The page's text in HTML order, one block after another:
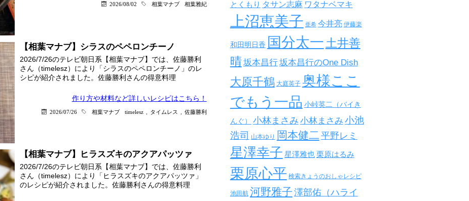
2026/08/02 相葉マナブ 相葉雅紀
【相葉マナブ】シラスのペペロンチーノ
2026/7/26のテレビ朝日系【相葉マナブ】では、佐藤勝利
さん（timelesz）により「シラスのペペロンチーノ」のレ
シピが紹介されました。佐藤勝利さんの得意料理
作り方や材料など詳しいレシピはこちら！
2026/07/26 相葉マナブ timelesz タイムレス 佐藤勝利
【相葉マナブ】ヒラスズキのアクアパッツァ
2026/7/26のテレビ朝日系【相葉マナブ】では、佐藤勝利
さん（timelesz）により「ヒラスズキのアクアパッツァ」
のレシピが紹介されました。佐藤勝利さんの得意料理
とくもり タサン志麻 ワタナベマキ
上沼恵美子 亜希 今井亮 伊藤楽
和田明日香 国分太一土井善
晴坂本昌行坂本昌行のOne Dish
大原千鶴 大庭英子 奥様ここ
でもう一品 小峠英二（バイき
んぐ） 小林まさみ 小林まさみ 小池
浩司 山本ゆり 岡本健二 平野レミ
星澤幸子 星澤雅也 栗原はるみ
栗原心平 検索きょうのおしゃレシピ
池田航 河野雅子 澤部佑（ハライ